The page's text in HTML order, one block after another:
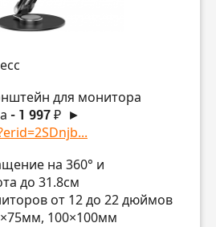
для монитора
- 1 997 ₽ ►
на 360° и
до 31.8см
от 12 до 22 дюймов
100×100мм